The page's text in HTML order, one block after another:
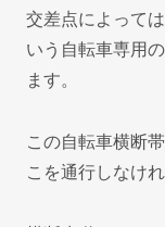
交差点によって
いう自転車専用
ます。
この自転車横断
こを通行しなけ